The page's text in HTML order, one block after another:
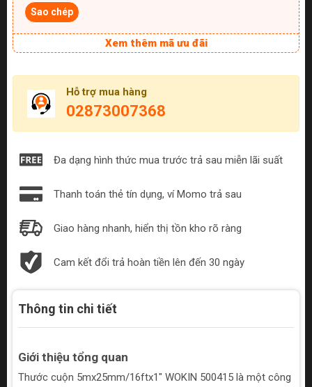
Sao chép
Xem thêm mã ưu đãi
Hỗ trợ mua hàng
02873007368
Đa dạng hình thức mua trước trả sau miễn lãi suất
Thanh toán thẻ tín dụng, ví Momo trả sau
Giao hàng nhanh, hiển thị tồn kho rõ ràng
Cam kết đổi trả hoàn tiền lên đến 30 ngày
Thông tin chi tiết
Giới thiệu tổng quan
Thước cuộn 5mx25mm/16ftx1" WOKIN 500415 là một công